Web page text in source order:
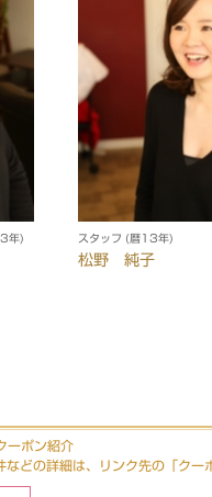
年) スタッフ (暦13年)
松野 純子
ーポン紹介
どの詳細は、リンク先の「クー